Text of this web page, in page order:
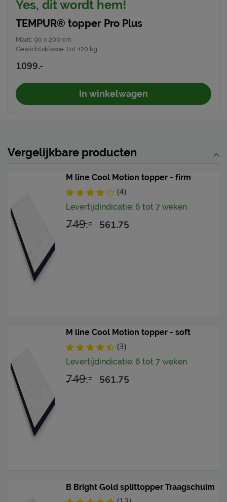
Yes, dit wordt hem!
TEMPUR® topper Pro Plus
Maat: 90 x 200 cm
Gewichtsklasse: tot 120 kg
1099.-
In winkelwagen
Vergelijkbare producten
M line Cool Motion topper - firm
(4)
Levertijdindicatie: 6 tot 7 weken
749.- 561.75
M line Cool Motion topper - soft
(3)
Levertijdindicatie: 6 tot 7 weken
749.- 561.75
B Bright Gold splittopper Traagschuim